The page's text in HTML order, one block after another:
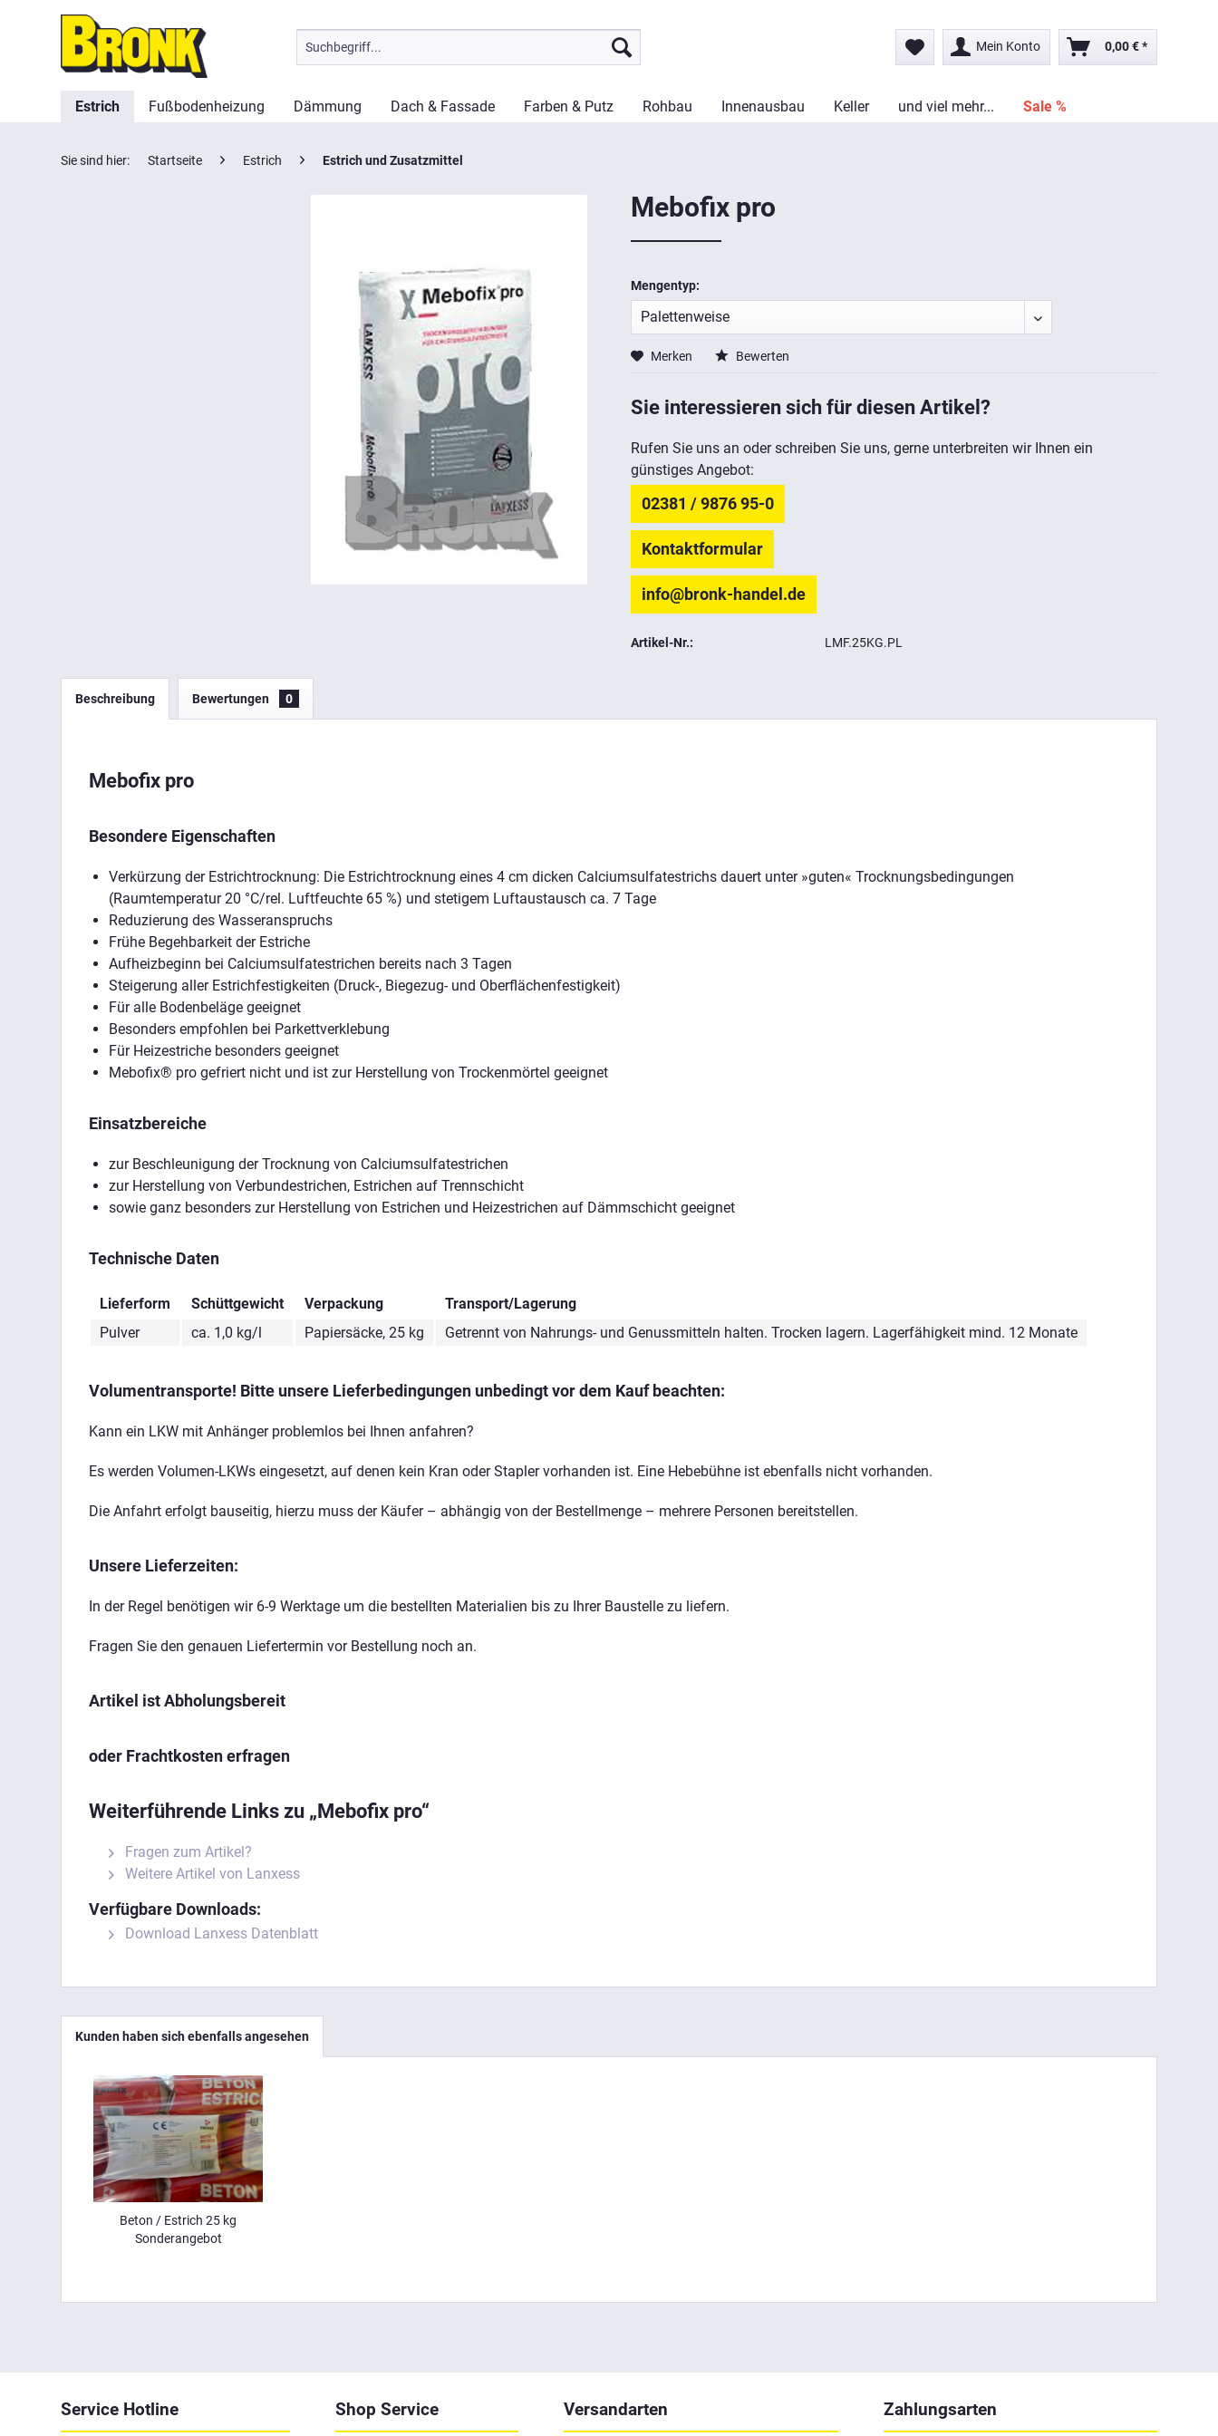
Mein Konto 0,00 € *
Estrich Fußbodenheizung Dämmung Dach & Fassade Farben & Putz Rohbau Innenausbau Keller und viel mehr... Sale %
Sie sind hier: Startseite Estrich Estrich und Zusatzmittel
Mebofix pro
Mengentyp:
Merken Bewerten
Sie interessieren sich für diesen Artikel?
Rufen Sie uns an oder schreiben Sie uns, gerne unterbreiten wir Ihnen ein
günstiges Angebot:
02381 / 9876 95-0
Kontaktformular
info@bronk-handel.de
Artikel-Nr.: LMF.25KG.PL
Beschreibung Bewertungen 0
Mebofix pro
Besondere Eigenschaften
Verkürzung der Estrichtrocknung: Die Estrichtrocknung eines 4 cm dicken Calciumsulfatestrichs dauert unter »guten« Trocknungsbedingungen
(Raumtemperatur 20 °C/rel. Luftfeuchte 65 %) und stetigem Luftaustausch ca. 7 Tage
Reduzierung des Wasseranspruchs
Frühe Begehbarkeit der Estriche
Aufheizbeginn bei Calciumsulfatestrichen bereits nach 3 Tagen
Steigerung aller Estrichfestigkeiten (Druck-, Biegezug- und Oberflächenfestigkeit)
Für alle Bodenbeläge geeignet
Besonders empfohlen bei Parkettverklebung
Für Heizestriche besonders geeignet
Mebofix® pro gefriert nicht und ist zur Herstellung von Trockenmörtel geeignet
Einsatzbereiche
zur Beschleunigung der Trocknung von Calciumsulfatestrichen
zur Herstellung von Verbundestrichen, Estrichen auf Trennschicht
sowie ganz besonders zur Herstellung von Estrichen und Heizestrichen auf Dämmschicht geeignet
Technische Daten
Lieferform Schüttgewicht Verpackung
Transport/Lagerung
Pulver
ca. 1,0 kg/l Papiersäcke, 25 kg Getrennt von Nahrungs- und Genussmitteln halten. Trocken lagern. Lagerfähigkeit mind. 12 Monate
Volumentransporte! Bitte unsere Lieferbedingungen unbedingt vor dem Kauf beachten:
Kann ein LKW mit Anhänger problemlos bei Ihnen anfahren?
Es werden Volumen-LKWs eingesetzt, auf denen kein Kran oder Stapler vorhanden ist. Eine Hebebühne ist ebenfalls nicht vorhanden.
Die Anfahrt erfolgt bauseitig, hierzu muss der Käufer – abhängig von der Bestellmenge – mehrere Personen bereitstellen.
Unsere Lieferzeiten:
In der Regel benötigen wir 6-9 Werktage um die bestellten Materialien bis zu Ihrer Baustelle zu liefern.
Fragen Sie den genauen Liefertermin vor Bestellung noch an.
Artikel ist Abholungsbereit
oder Frachtkosten erfragen
Weiterführende Links zu „Mebofix pro“
Fragen zum Artikel?
Weitere Artikel von Lanxess
Verfügbare Downloads:
Download Lanxess Datenblatt
Kunden haben sich ebenfalls angesehen
Beton / Estrich 25 kg
Sonderangebot
Service Hotline Shop Service Versandarten Zahlungsarten